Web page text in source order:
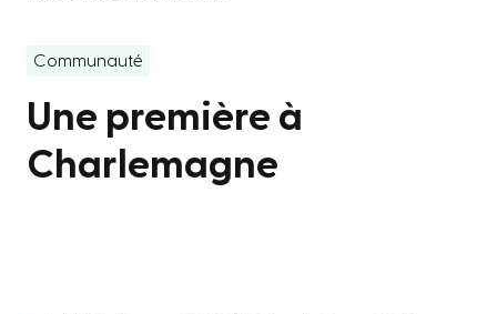
Communauté
Une première à
Charlemagne